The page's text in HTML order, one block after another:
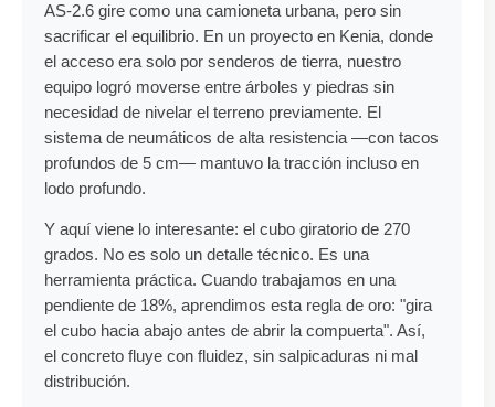
AS-2.6 gire como una camioneta urbana, pero sin
sacrificar el equilibrio. En un proyecto en Kenia, donde
el acceso era solo por senderos de tierra, nuestro
equipo logró moverse entre árboles y piedras sin
necesidad de nivelar el terreno previamente. El
sistema de neumáticos de alta resistencia —con tacos
profundos de 5 cm— mantuvo la tracción incluso en
lodo profundo.
Y aquí viene lo interesante: el cubo giratorio de 270
grados. No es solo un detalle técnico. Es una
herramienta práctica. Cuando trabajamos en una
pendiente de 18%, aprendimos esta regla de oro: "gira
el cubo hacia abajo antes de abrir la compuerta". Así,
el concreto fluye con fluidez, sin salpicaduras ni mal
distribución.